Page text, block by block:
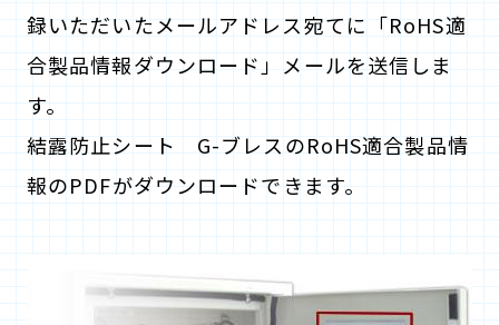
録いただいたメールアドレス宛てに「RoHS適
合製品情報ダウンロード」メールを送信しま
す。
結露防止シート G-ブレスのRoHS適合製品情
報のPDFがダウンロードできます。